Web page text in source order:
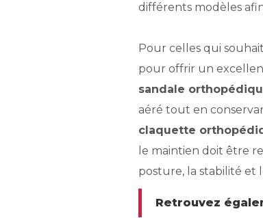
différents modèles
Pour celles qui
pour offrir un
sandale
aéré tout en
claquette
le maintien doit être
posture, la stabilité et
Retrouvez